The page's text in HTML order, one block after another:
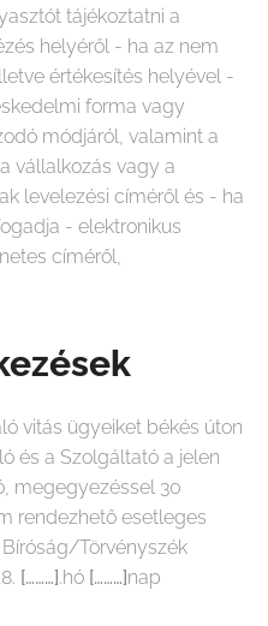
tájékoztatni a
helyéről - ha az nem
értékesítés helyével -
forma vagy
módjáról, valamint a
vállalkozás vagy a
levelezési címéről és - ha
- elektronikus
címéről,
vitás ügyeiket békés úton
és a Szolgáltató a jelen
megegyezéssel 30
rendezhető esetleges
Bíróság/Törvényszék
[………].hó [………]nap